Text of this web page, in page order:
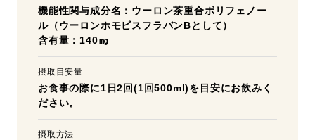
機能性関与成分名：ウーロン茶重合ポリフェノー
ル（ウーロンホモビスフラバンBとして）
含有量：140㎎
摂取目安量
お食事の際に1日2回(1回500ml)を目安にお飲みく
ださい。
摂取方法